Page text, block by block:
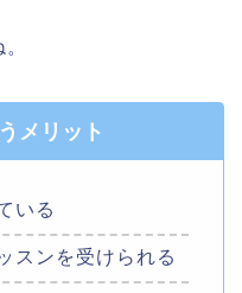
メリット
いる
スンを受けられる